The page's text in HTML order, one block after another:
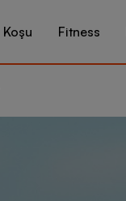
Koşu Fitness